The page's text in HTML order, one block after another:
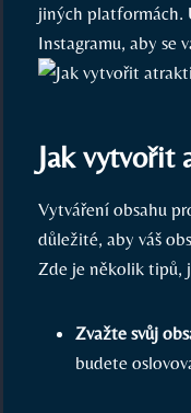
jiných platformách.
Instagramu, aby se
Jak vytvořit
Vytváření obsahu
důležité, aby váš
Zde je několik tipů,
Zvažte svůj
budete